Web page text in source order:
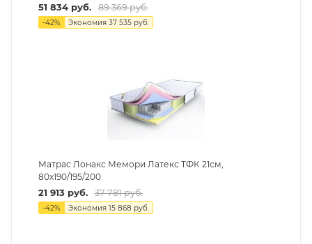
51 834руб. 89 369руб.
-42% Экономия 37 535руб.
Матрас Лонакс Мемори Латекс ТФК 21см,
80х190/195/200
21 913руб. 37 781руб.
-42% Экономия 15 868 руб.